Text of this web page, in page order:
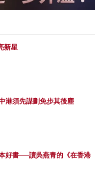
新星
港須先謀劃免步其後塵
好書──讀吳燕青的《在香港